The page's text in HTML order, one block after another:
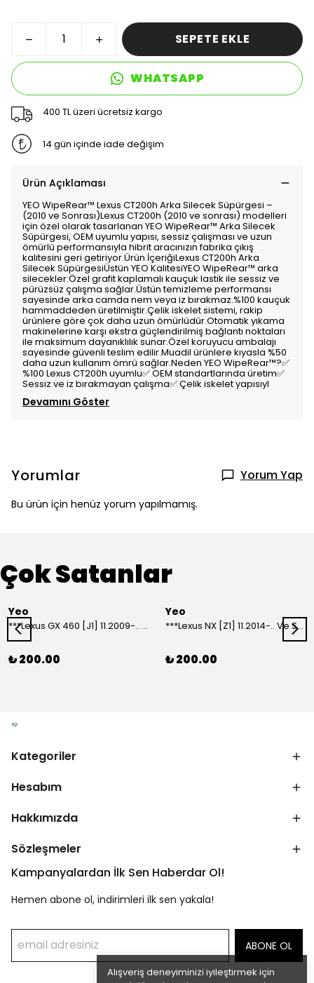
Alışveriş deneyiminizi iyileştirmek için
SEPETE EKLE
WHATSAPP
400 TL üzeri ücretsiz kargo
14 gün içinde iade değişim
Ürün Açıklaması
YEO WipeRear™️ Lexus CT200h Arka Silecek Süpürgesi –
(2010 ve Sonrası)Lexus CT200h (2010 ve sonrası) modelleri
için özel olarak tasarlanan YEO WipeRear™️ Arka Silecek
Süpürgesi, OEM uyumlu yapısı, sessiz çalışması ve uzun
ömürlü performansıyla hibrit aracınızın fabrika çıkış
kalitesini geri getiriyor.Ürün İçeriğiLexus CT200h Arka
Silecek SüpürgesiÜstün YEO KalitesiYEO WipeRear™️ arka
silecekler:Özel grafit kaplamalı kauçuk lastik ile sessiz ve
pürüzsüz çalışma sağlar.Üstün temizleme performansı
sayesinde arka camda nem veya iz bırakmaz.%100 kauçuk
hammaddeden üretilmiştir.Çelik iskelet sistemi, rakip
ürünlere göre çok daha uzun ömürlüdür.Otomatik yıkama
makinelerine karşı ekstra güçlendirilmiş bağlantı noktaları
ile maksimum dayanıklılık sunar.Özel koruyucu ambalajı
sayesinde güvenli teslim edilir.Muadil ürünlere kıyasla %50
daha uzun kullanım ömrü sağlar.Neden YEO WipeRear™️?✅
%100 Lexus CT200h uyumlu✅ OEM standartlarında üretim✅
Sessiz ve iz bırakmayan çalışma✅ Çelik iskelet yapısıyl
Devamını Göster
Yorumlar Yorum Yap
Bu ürün için henüz yorum yapılmamış.
Çok Satanlar
Yeo
***Lexus GX 460 [J1] 11.2009-.. Ve Sonrası Model Yılları İçin Uyumlu Yeo Arka Silecek
₺ 200.00
Yeo
***Lexus NX [Z1] 11.2014-.. Ve Sonrası Model Yılları İçin Uyumlu Yeo Arka Silecek
₺ 200.00
Kategoriler
Hesabım
Hakkımızda
Sözleşmeler
Kampanyalardan İlk Sen Haberdar Ol!
Hemen abone ol, indirimleri ilk sen yakala!
ABONE OL